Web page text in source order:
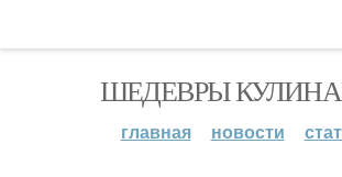
ШЕДЕВРЫ
главная новости